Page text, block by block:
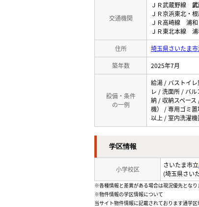
交通機関
ＪＲ武蔵野線
ＪＲ京浜東北・
ＪＲ高崎線 浦
ＪＲ東北本線
住所 埼玉県さいたま
築年数 2025年7月
設備・条件
の一例
給湯 / バストイ
レ / 洗面所 / バ
納 / 収納スペー
機） / 専用ゴミ
以上 / 室内洗濯
学区情報
小学校区
さいたま市立
(埼玉県さい
※各種情報と差異がある場合は現況優先となり
※物件情報の学区情報について
当サイト物件情報に記載されております通学